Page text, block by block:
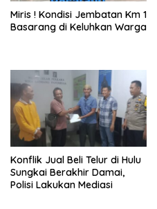
Miris ! Kondisi Jembatan Km 1
Basarang di Keluhkan Warga
Konflik Jual Beli Telur di Hulu
Sungkai Berakhir Damai,
Polisi Lakukan Mediasi